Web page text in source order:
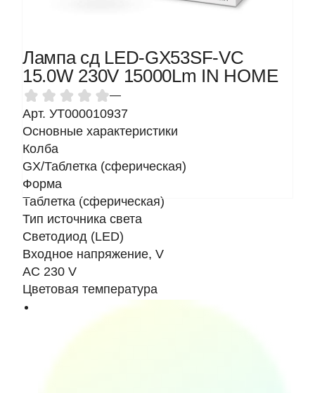
Лампа сд LED-GX53SF-VC
15.0W 230V 15000Lm IN HOME
—
Арт. УТ000010937
Основные характеристики
Колба
GX/Таблетка (сферическая)
Форма
Таблетка (сферическая)
Тип источника света
Светодиод (LED)
Входное напряжение, V
AC 230 V
Цветовая температура